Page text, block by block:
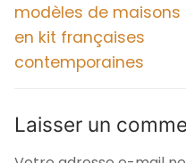
modèles de maisons
en kit françaises
contemporaines
Laisser un